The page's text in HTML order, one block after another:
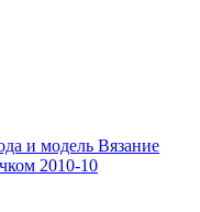
и модель Вязание
2010-10